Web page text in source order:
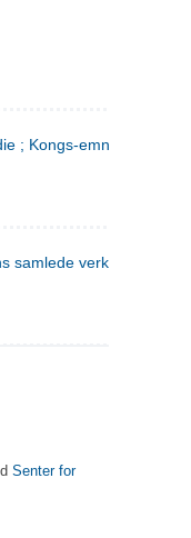
; Kongs-emnerne
samlede verker. 4
Senter for